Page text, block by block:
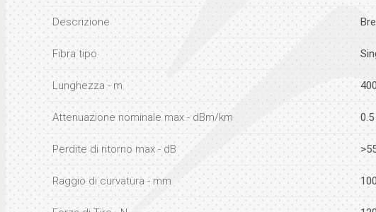
Descrizione
Fibra tipo
Lunghezza - m
Attenuazione nominale max - dBm/km 0.5
Perdite di ritorno max - dB
Raggio di curvatura - mm